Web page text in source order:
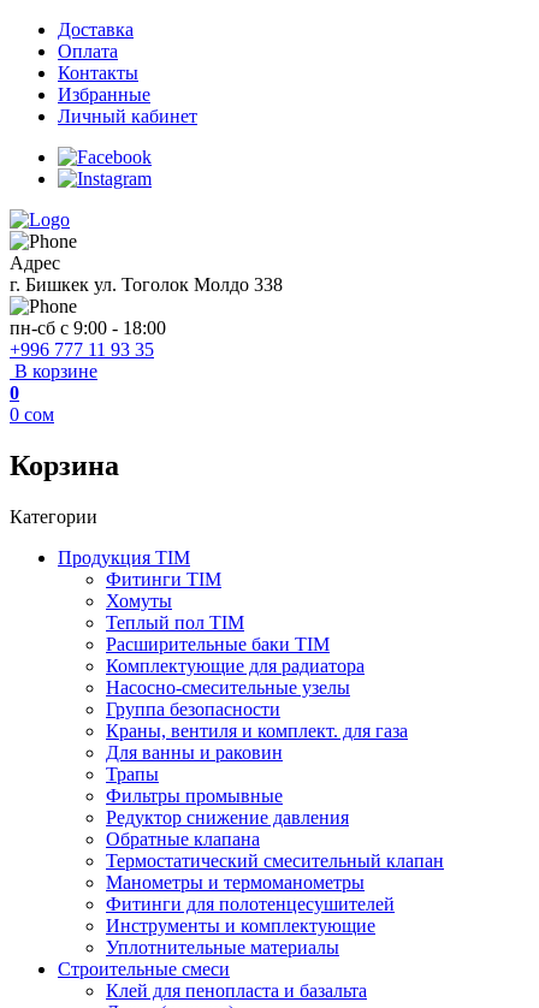
Доставка
Оплата
Контакты
Избранные
Личный кабинет
Адрес
г. Бишкек ул. Тоголок Молдо 338
пн-сб с 9:00 - 18:00
+996 777 11 93 35
В корзине
0
0 сом
Корзина
Категории
Продукция TIM
Фитинги TIM
Хомуты
Теплый пол TIM
Расширительные баки TIM
Комплектующие для радиатора
Насосно-смесительные узелы
Группа безопасности
Краны, вентиля и комплект. для газа
Для ванны и раковин
Трапы
Фильтры промывные
Редуктор снижение давления
Обратные клапана
Термостатический смесительный клапан
Манометры и термоманометры
Фитинги для полотенцесушителей
Инструменты и комплектующие
Уплотнительные материалы
Строительные смеси
Клей для пенопласта и базальта